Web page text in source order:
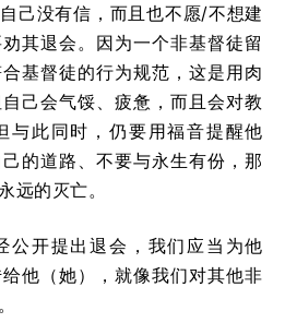
己没有信，而且也不愿/不想建
其退会。因为一个非基督徒留
基督徒的行为规范，这是用肉
己会气馁、疲惫，而且会对教
与此同时，仍要用福音提醒他
己的道路、不要与永生有份，那
远的灭亡。
公开提出退会，我们应当为他
给他（她），就像我们对其他非